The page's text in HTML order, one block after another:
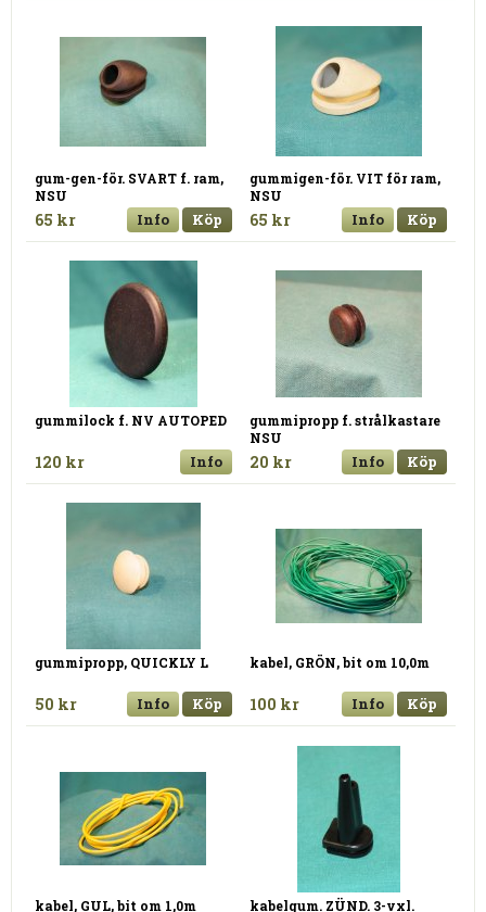
gum-gen-för. SVART f. ram,
NSU
65 kr Info Köp
gummigen-för. VIT för ram,
NSU
65 kr Info Köp
gummilock f. NV AUTOPED
120 kr Info
gummipropp f. strålkastare
NSU
20 kr Info Köp
gummipropp, QUICKLY L
50 kr Info Köp
kabel, GRÖN, bit om 10,0m
100 kr Info Köp
kabel, GUL, bit om 1,0m kabelgum. ZÜND. 3-vxl.